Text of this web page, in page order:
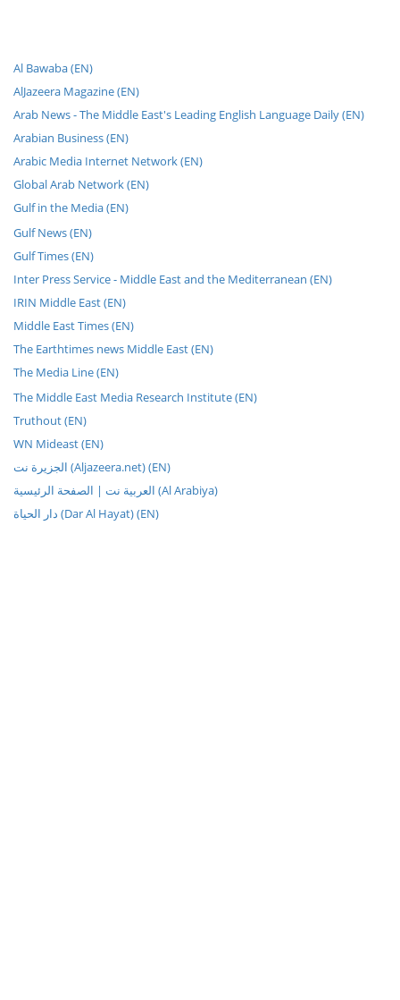
Al Bawaba (EN)
AlJazeera Magazine (EN)
Arab News - The Middle East's Leading English Language Daily (EN)
Arabian Business (EN)
Arabic Media Internet Network (EN)
Global Arab Network (EN)
Gulf in the Media (EN)
Gulf News (EN)
Gulf Times (EN)
Inter Press Service - Middle East and the Mediterranean (EN)
IRIN Middle East (EN)
Middle East Times (EN)
The Earthtimes news Middle East (EN)
The Media Line (EN)
The Middle East Media Research Institute (EN)
Truthout (EN)
WN Mideast (EN)
الجزيرة نت (Aljazeera.net) (EN)
العربية نت | الصفحة الرئيسية (Al Arabiya)
دار الحياة (Dar Al Hayat) (EN)